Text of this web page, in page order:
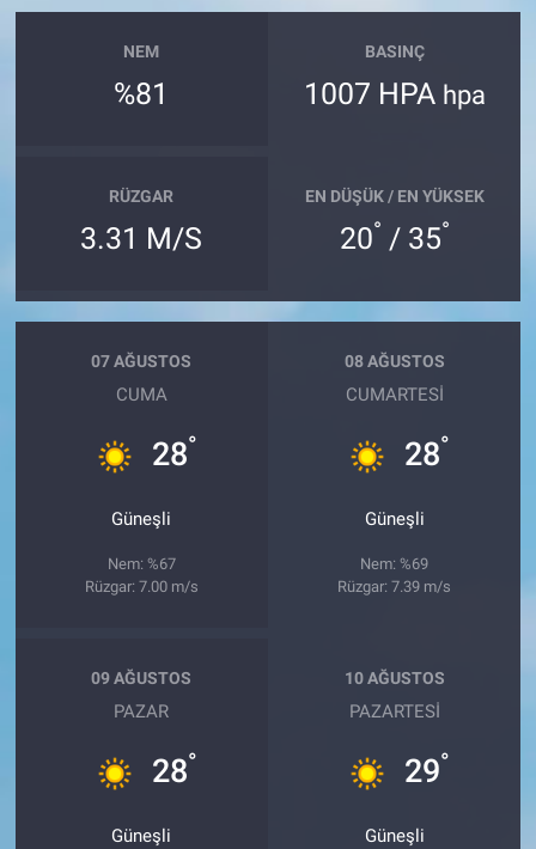
NEM
%81
BASINÇ
1007 HPA hpa
RÜZGAR
3.31 M/S
EN DÜŞÜK / EN YÜKSEK
20° / 35°
07 AĞUSTOS
CUMA
28°
Güneşli
Nem: %67
Rüzgar: 7.00 m/s
08 AĞUSTOS
CUMARTESI
28°
Güneşli
Nem: %69
Rüzgar: 7.39 m/s
09 AĞUSTOS
PAZAR
28°
Güneşli
10 AĞUSTOS
PAZARTESI
29°
Güneşli